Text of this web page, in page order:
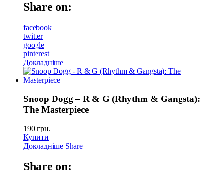
Share on:
facebook
twitter
google
pinterest
Докладніше
Snoop Dogg – R & G (Rhythm & Gangsta):
The Masterpiece
190 грн.
Купити
Докладніше Share
Share on: